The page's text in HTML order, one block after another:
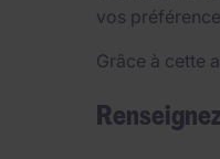
vos
Grâce à cette